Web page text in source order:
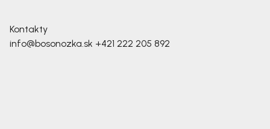
Kontakty
info@bosonozka.sk +421 222 205 892